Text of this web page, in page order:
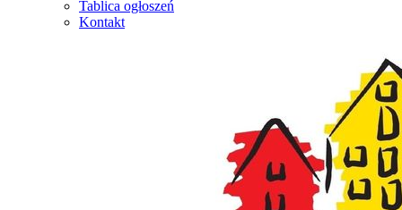
Tablica ogłoszeń
Kontakt